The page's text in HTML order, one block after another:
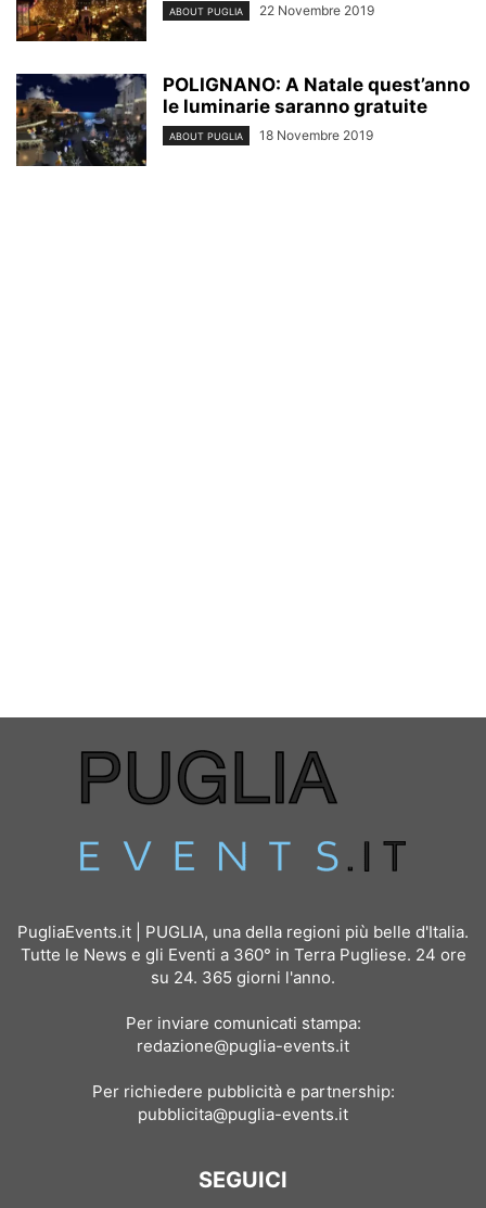
ABOUT PUGLIA 22 Novembre 2019
POLIGNANO: A Natale quest’anno
le luminarie saranno gratuite
ABOUT PUGLIA 18 Novembre 2019
PugliaEvents.it | PUGLIA, una della regioni più belle d'Italia.
Tutte le News e gli Eventi a 360° in Terra Pugliese. 24 ore
su 24. 365 giorni l'anno.
Per inviare comunicati stampa:
redazione@puglia-events.it
Per richiedere pubblicità e partnership:
pubblicita@puglia-events.it
SEGUICI